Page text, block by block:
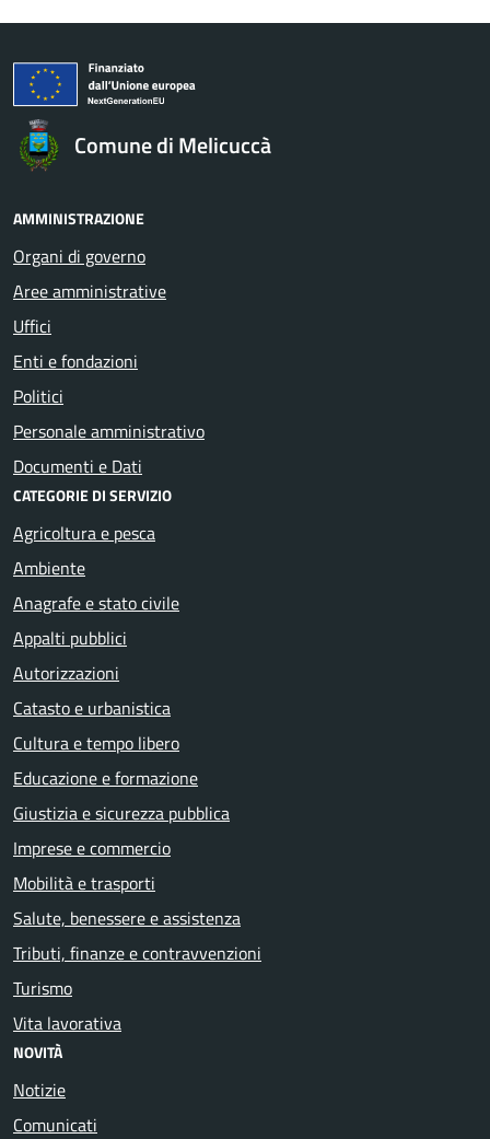
Comune di Melicuccà
AMMINISTRAZIONE
Organi di governo
Aree amministrative
Uffici
Enti e fondazioni
Politici
Personale amministrativo
Documenti e Dati
CATEGORIE DI SERVIZIO
Agricoltura e pesca
Ambiente
Anagrafe e stato civile
Appalti pubblici
Autorizzazioni
Catasto e urbanistica
Cultura e tempo libero
Educazione e formazione
Giustizia e sicurezza pubblica
Imprese e commercio
Mobilità e trasporti
Salute, benessere e assistenza
Tributi, finanze e contravvenzioni
Turismo
Vita lavorativa
NOVITÀ
Notizie
Comunicati